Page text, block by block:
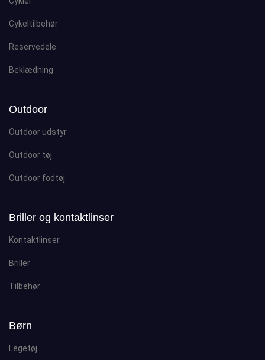
Cykeltilbehør
Reservedele
Beklædning
Outdoor
Outdoor udstyr
Outdoor tøj
Outdoor fodtøj
Briller og kontaktlinser
Kontaktlinser
Briller
Tilbehør
Børn
Legetøj